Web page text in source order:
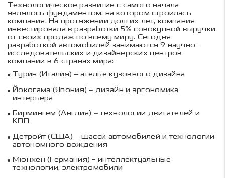
Технологическое развитие с самого начала
являлось фундаментом, на котором строилась
компания. На протяжении долгих лет, компания
инвестировала в разработки 5% совокупной выручки
от своих продаж по всему миру. Сегодня
разработкой автомобилей занимаются 9 научно-
исследовательских и дизайнерских центров
компании в 6 странах мира:
Турин (Италия) – ателье кузовного дизайна
Йокогама (Япония) – дизайн и эргономика
интерьера
Бирмингем (Англия) – технологии двигателей и
КПП
Детройт (США) – шасси автомобилей и технологии
автономного вождения
Мюнхен (Германия) - интеллектуальные
технологии, электромобили